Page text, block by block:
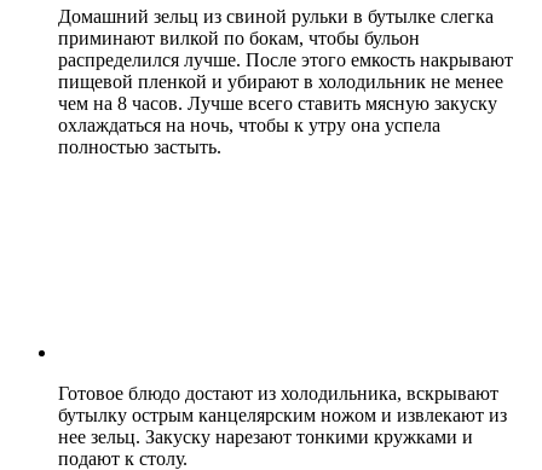
Домашний зельц из свиной рульки в бутылке слегка
приминают вилкой по бокам, чтобы бульон
распределился лучше. После этого емкость накрывают
пищевой пленкой и убирают в холодильник не менее
чем на 8 часов. Лучше всего ставить мясную закуску
охлаждаться на ночь, чтобы к утру она успела
полностью застыть.
Готовое блюдо достают из холодильника, вскрывают
бутылку острым канцелярским ножом и извлекают из
нее зельц. Закуску нарезают тонкими кружками и
подают к столу.